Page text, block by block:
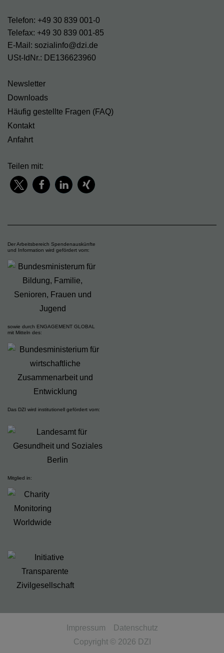
Telefon: +49 30 839 001-0
Telefax: +49 30 839 001-85
E-Mail: sozialinfo@dzi.de
USt-IdNr.: DE136623960
Newsletter
Downloads
Häufig gestellte Fragen (FAQ)
Kontakt
Anfahrt
Teilen mit:
Der Arbeitsbereich Spendenauskünfte
und Information wird gefördert vom:
sowie durch ENGAGEMENT GLOBAL
mit Mitteln des:
Das DZI wird institutionell gefördert vom:
Mitglied in:
Impressum
Datenschutz
Copyright © 2026 DZI